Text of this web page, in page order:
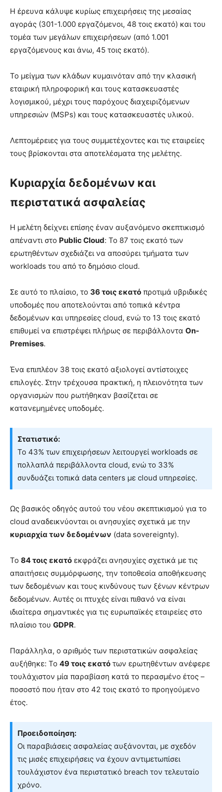
Η έρευνα κάλυψε κυρίως επιχειρήσεις της μεσαίας
αγοράς (301-1.000 εργαζόμενοι, 48 τοις εκατό) και του
τομέα των μεγάλων επιχειρήσεων (από 1.001
εργαζόμενους και άνω, 45 τοις εκατό).
Το μείγμα των κλάδων κυμαινόταν από την κλασική
εταιρική πληροφορική και τους κατασκευαστές
λογισμικού, μέχρι τους παρόχους διαχειριζόμενων
υπηρεσιών (MSPs) και τους κατασκευαστές υλικού.
Λεπτομέρειες για τους συμμετέχοντες και τις εταιρείες
τους βρίσκονται στα αποτελέσματα της μελέτης.
Κυριαρχία δεδομένων και
περιστατικά ασφαλείας
Η μελέτη δείχνει επίσης έναν αυξανόμενο σκεπτικισμό
απέναντι στο Public Cloud: Το 87 τοις εκατό των
ερωτηθέντων σχεδιάζει να αποσύρει τμήματα των
workloads του από το δημόσιο cloud.
Σε αυτό το πλαίσιο, το 36 τοις εκατό προτιμά υβριδικές
υποδομές που αποτελούνται από τοπικά κέντρα
δεδομένων και υπηρεσίες cloud, ενώ το 13 τοις εκατό
επιθυμεί να επιστρέψει πλήρως σε περιβάλλοντα On-
Premises.
Ένα επιπλέον 38 τοις εκατό αξιολογεί αντίστοιχες
επιλογές. Στην τρέχουσα πρακτική, η πλειονότητα των
οργανισμών που ρωτήθηκαν βασίζεται σε
κατανεμημένες υποδομές.
Στατιστικό:
Το 43% των επιχειρήσεων λειτουργεί workloads σε
πολλαπλά περιβάλλοντα cloud, ενώ το 33%
συνδυάζει τοπικά data centers με cloud υπηρεσίες.
Ως βασικός οδηγός αυτού του νέου σκεπτικισμού για το
cloud αναδεικνύονται οι ανησυχίες σχετικά με την
κυριαρχία των δεδομένων (data sovereignty).
Το 84 τοις εκατό εκφράζει ανησυχίες σχετικά με τις
απαιτήσεις συμμόρφωσης, την τοποθεσία αποθήκευσης
των δεδομένων και τους κινδύνους των ξένων κέντρων
δεδομένων. Αυτές οι πτυχές είναι πιθανό να είναι
ιδιαίτερα σημαντικές για τις ευρωπαϊκές εταιρείες στο
πλαίσιο του GDPR.
Παράλληλα, ο αριθμός των περιστατικών ασφαλείας
αυξήθηκε: Το 49 τοις εκατό των ερωτηθέντων ανέφερε
τουλάχιστον μία παραβίαση κατά το περασμένο έτος –
ποσοστό που ήταν στο 42 τοις εκατό το προηγούμενο
έτος.
Προειδοποίηση:
Οι παραβιάσεις ασφαλείας αυξάνονται, με σχεδόν
τις μισές επιχειρήσεις να έχουν αντιμετωπίσει
τουλάχιστον ένα περιστατικό breach τον τελευταίο
χρόνο.